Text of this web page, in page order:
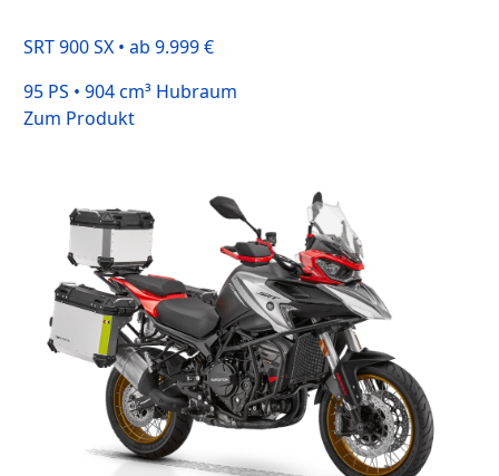
SRT 900 SX • ab 9.999 €
95 PS • 904 cm³ Hubraum
Zum Produkt